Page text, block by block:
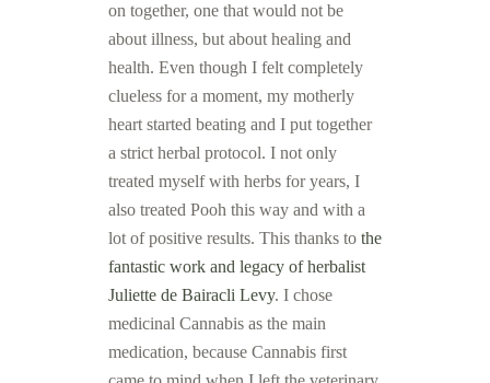
on together, one that would not be
about illness, but about healing and
health. Even though I felt completely
clueless for a moment, my motherly
heart started beating and I put together
a strict herbal protocol. I not only
treated myself with herbs for years, I
also treated Pooh this way and with a
lot of positive results. This thanks to the
fantastic work and legacy of herbalist
Juliette de Bairacli Levy. I chose
medicinal Cannabis as the main
medication, because Cannabis first